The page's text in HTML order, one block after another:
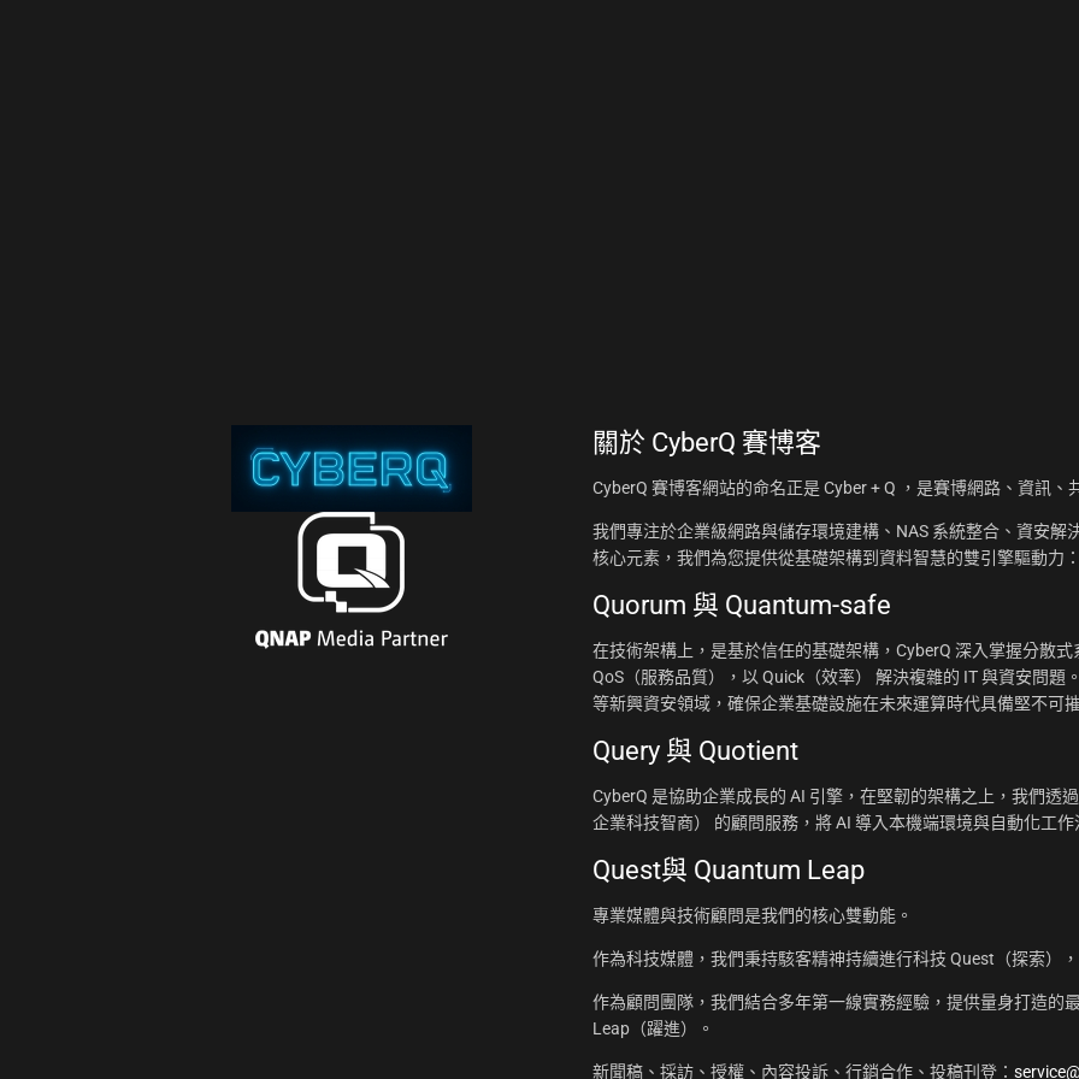
關於 CyberQ 賽博客
CyberQ 賽博客網站的命名正是 Cyber + Q ，是賽博網路、資訊
我們專注於企業級網路與儲存環境建構、NAS 系統整合、資安
核心元素，我們為您提供從基礎架構到資料智慧的雙引擎驅動力
Quorum 與 Quantum-safe
在技術架構上，是基於信任的基礎架構，CyberQ 深入掌握分散
QoS（服務品質），以 Quick（效率） 解決複雜的 IT 與資安問
等新興資安領域，確保企業基礎設施在未來運算時代具備堅不可
Query 與 Quotient
CyberQ 是協助企業成長的 AI 引擎，在堅韌的架構之上，我們透
企業科技智商） 的顧問服務，將 AI 導入本機端環境與自動化工
Quest與 Quantum Leap
專業媒體與技術顧問是我們的核心雙動能。
作為科技媒體，我們秉持駭客精神持續進行科技 Quest（探索）
作為顧問團隊，我們結合多年第一線實務經驗，提供量身打造的
Leap（躍進）。
新聞稿、採訪、授權、內容投訴、行銷合作、投稿刊登：